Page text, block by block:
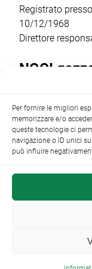
Registrato
10/12/1968
Direttore
NOCI
+39 080
Archivio
Per fornire le migliori
memorizzare e/o
queste tecnologie ci
navigazione o ID unici
può influire